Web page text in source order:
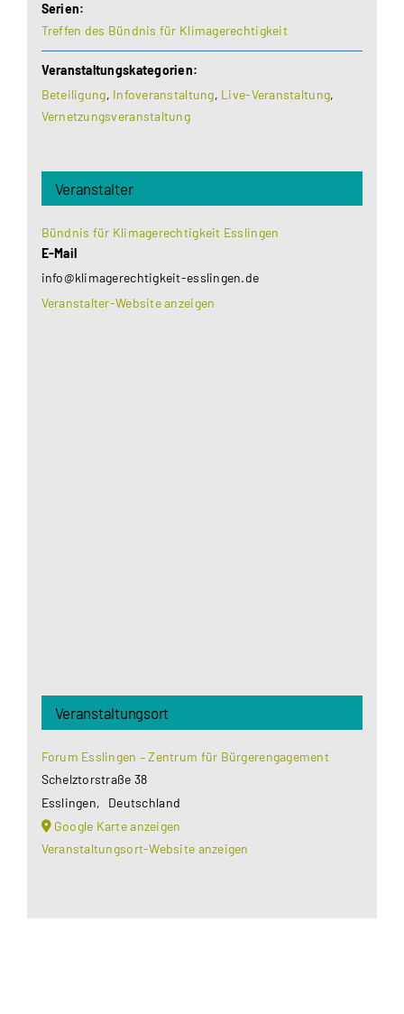
Serien:
Treffen des Bündnis für Klimagerechtigkeit
Veranstaltungskategorien:
Beteiligung, Infoveranstaltung, Live-Veranstaltung,
Vernetzungsveranstaltung
Veranstalter
Bündnis für Klimagerechtigkeit Esslingen
E-Mail
info@klimagerechtigkeit-esslingen.de
Veranstalter-Website anzeigen
Veranstaltungsort
Forum Esslingen – Zentrum für Bürgerengagement
Schelztorstraße 38
Esslingen,
Deutschland
Google Karte anzeigen
Veranstaltungsort-Website anzeigen